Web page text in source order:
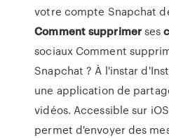
votre compte Snapchat
Commentsupprimerses
sociaux Comment
Snapchat ? À l'instar
une application de
vidéos. Accessible sur
permet d'envoyer des